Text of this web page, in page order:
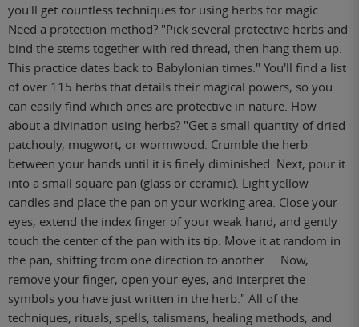
you'll get countless techniques for using herbs for magic.
Need a protection method? "Pick several protective herbs and
bind the stems together with red thread, then hang them up.
This practice dates back to Babylonian times." You'll find a list
of over 115 herbs that details their magical powers, so you
can easily find which ones are protective in nature. How
about a divination using herbs? "Get a small quantity of dried
patchouly, mugwort, or wormwood. Crumble the herb
between your hands until it is finely diminished. Next, pour it
into a small square pan (glass or ceramic). Light yellow
candles and place the pan on your working area. Close your
eyes, extend the index finger of your weak hand, and gently
touch the center of the pan with its tip. Move it at random in
the pan, shifting from one direction to another ... Now,
remove your finger, open your eyes, and interpret the
symbols you have just written in the herb." All of the
techniques, rituals, spells, talismans, healing methods, and